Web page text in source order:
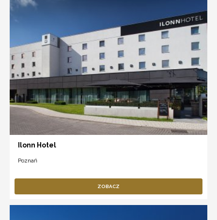
Ilonn Hotel
Poznań
ZOBACZ